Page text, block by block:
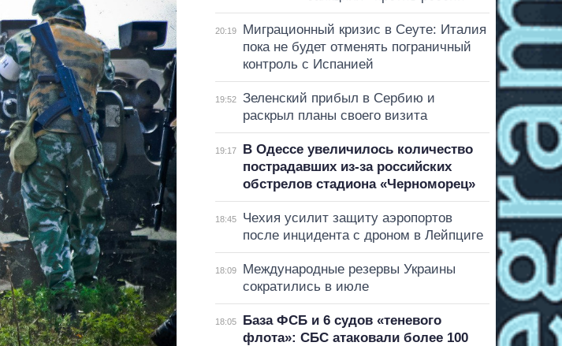
20:19
Миграционный кризис в Сеуте: Италия
пока не будет отменять пограничный
контроль с Испанией
19:52
Зеленский прибыл в Сербию и
раскрыл планы своего визита
19:17
В Одессе увеличилось количество
пострадавших из-за российских
обстрелов стадиона «Черноморец»
18:45
Чехия усилит защиту аэропортов
после инцидента с дроном в Лейпциге
18:09
Международные резервы Украины
сократились в июле
18:05
База ФСБ и 6 судов «теневого
флота»: СБС атаковали более 100